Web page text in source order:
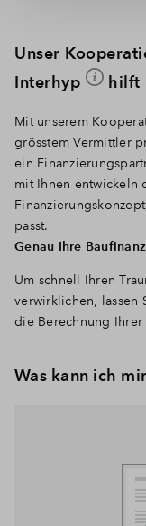
Unser
Interhyp
hilft
Mit unserem
grösstem Vermittler
ein
mit Ihnen entwickeln
passt.
Genau Ihre
Um schnell Ihren
verwirklichen, lassen
die Berechnung
Was kann ich